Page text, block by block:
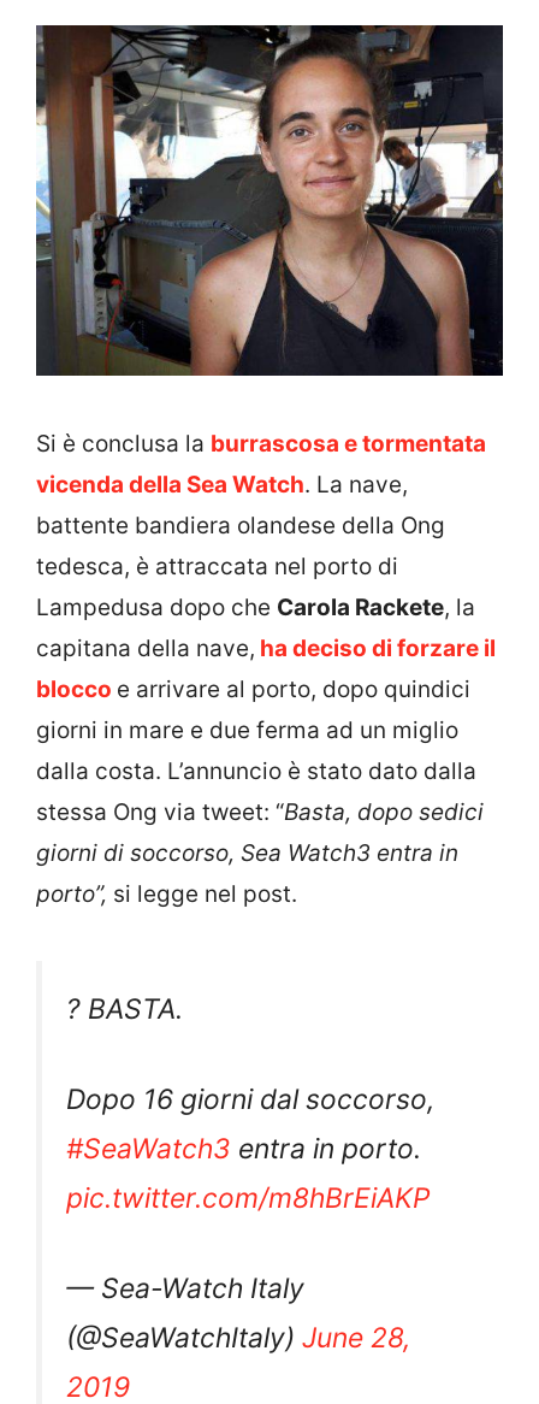
Si è conclusa la burrascosa e tormentata
vicenda della Sea Watch. La nave,
battente bandiera olandese della Ong
tedesca, è attraccata nel porto di
Lampedusa dopo che Carola Rackete, la
capitana della nave, ha deciso di forzare il
blocco e arrivare al porto, dopo quindici
giorni in mare e due ferma ad un miglio
dalla costa. L’annuncio è stato dato dalla
stessa Ong via tweet: “Basta, dopo sedici
giorni di soccorso, Sea Watch3 entra in
porto”, si legge nel post.
? BASTA.
Dopo 16 giorni dal soccorso,
#SeaWatch3 entra in porto.
pic.twitter.com/m8hBrEiAKP
— Sea-Watch Italy
(@SeaWatchItaly) June 28,
2019